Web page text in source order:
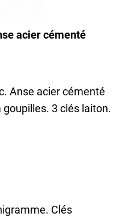
acier cémenté
Anse acier cémenté
3 clés laiton.
Clés